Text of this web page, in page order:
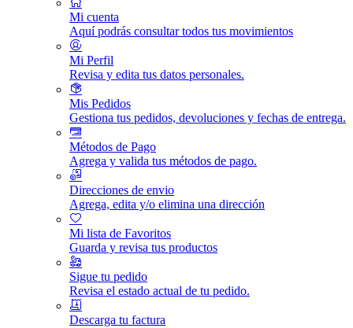
Mi cuenta
Aquí podrás consultar todos tus movimientos
Mi Perfil
Revisa y edita tus datos personales.
Mis Pedidos
Gestiona tus pedidos, devoluciones y fechas de entrega.
Métodos de Pago
Agrega y valida tus métodos de pago.
Direcciones de envio
Agrega, edita y/o elimina una dirección
Mi lista de Favoritos
Guarda y revisa tus productos
Sigue tu pedido
Revisa el estado actual de tu pedido.
Descarga tu factura